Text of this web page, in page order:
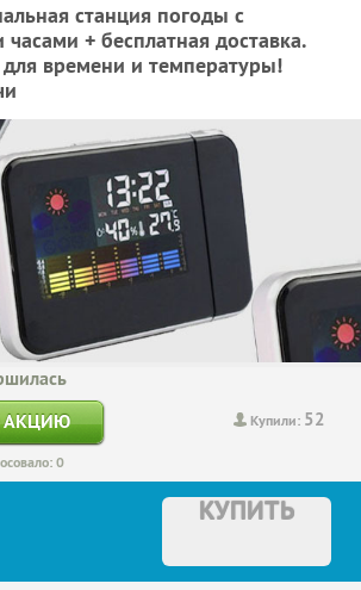
станция погоды с
+ бесплатная доставка.
времени и температуры!
Купили: 52
АКЦИЮ
0
КУПИТЬ